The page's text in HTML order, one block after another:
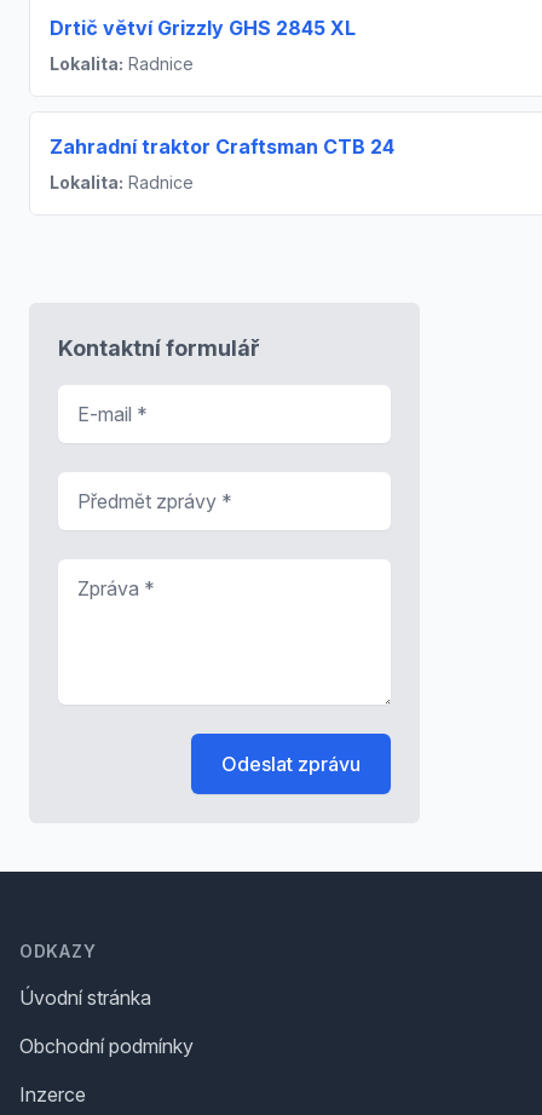
Drtič větví Grizzly GHS 2845 XL
Lokalita: Radnice
Zahradní traktor Craftsman CTB 24
Lokalita: Radnice
Kontaktní formulář
Odeslat zprávu
ODKAZY
Úvodní stránka
Obchodní podmínky
Inzerce